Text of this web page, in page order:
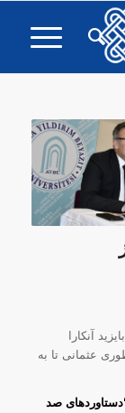
آنکارا
عثمانی تا به
صد